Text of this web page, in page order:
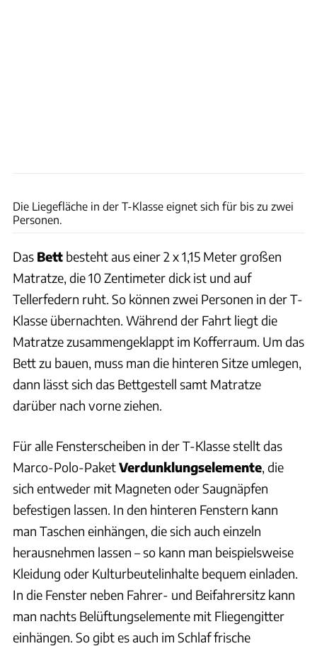
Die Liegefläche in der T-Klasse eignet sich für bis zu zwei
Personen.
Das Bett besteht aus einer 2 x 1,15 Meter großen
Matratze, die 10 Zentimeter dick ist und auf
Tellerfedern ruht. So können zwei Personen in der T-
Klasse übernachten. Während der Fahrt liegt die
Matratze zusammengeklappt im Kofferraum. Um das
Bett zu bauen, muss man die hinteren Sitze umlegen,
dann lässt sich das Bettgestell samt Matratze
darüber nach vorne ziehen.
Für alle Fensterscheiben in der T-Klasse stellt das
Marco-Polo-PaketVerdunklungselemente, die
sich entweder mit Magneten oder Saugnäpfen
befestigen lassen. In den hinteren Fenstern kann
man Taschen einhängen, die sich auch einzeln
herausnehmen lassen – so kann man beispielsweise
Kleidung oder Kulturbeutelinhalte bequem einladen.
In die Fenster neben Fahrer- und Beifahrersitz kann
man nachts Belüftungselemente mit Fliegengitter
einhängen. So gibt es auch im Schlaf frische